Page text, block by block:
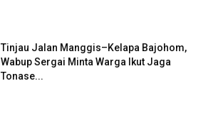
Tinjau Jalan Manggis–Kelapa Bajohom,
Wabup Sergai Minta Warga Ikut Jaga
Tonase...